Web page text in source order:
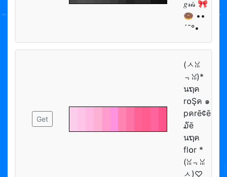
𝑔𝓇𝒾𝓈 🎀
🍩 ••
´¯°•
Get
(ㅅꈍ
﹃ꈍ)*
นຖค
r໐Şค ๑
pคrē¢ē
໓ē
นຖค
fl໐r *
(ꈍ﹃ꈍ
ㅅ)♡